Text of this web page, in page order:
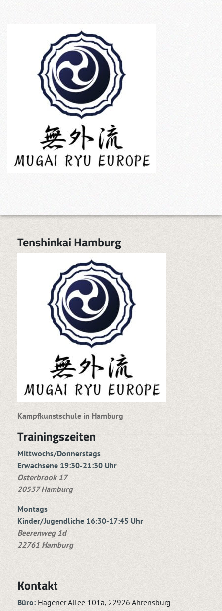
Tenshinkai Hamburg
Kampfkunstschule in Hamburg
Trainingszeiten
Mittwochs/Donnerstags
Erwachsene 19:30-21:30 Uhr
Osterbrook 17
20537 Hamburg
Montags
Kinder/Jugendliche 16:30-17:45 Uhr
Beerenweg 1d
22761 Hamburg
Kontakt
Büro: Hagener Allee 101a, 22926 Ahrensburg